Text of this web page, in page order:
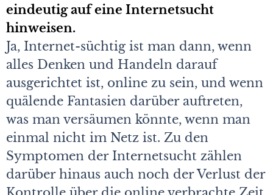
eindeutig auf eine Internetsucht
hinweisen.
Ja, Internet-süchtig ist man dann, wenn
alles Denken und Handeln darauf
ausgerichtet ist, online zu sein, und wenn
quälende Fantasien darüber auftreten,
was man versäumen könnte, wenn man
einmal nicht im Netz ist. Zu den
Symptomen der Internetsucht zählen
darüber hinaus auch noch der Verlust der